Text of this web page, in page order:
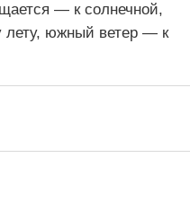
— к солнечной,
лету, южный ветер — к